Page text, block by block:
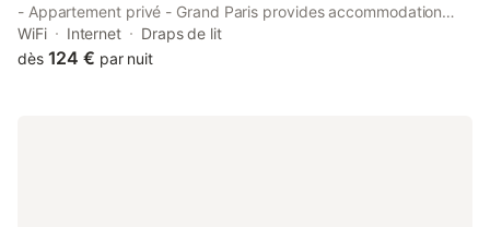
- Appartement privé - Grand Paris provides accommodation
with free WiFi and free private parking. The property is situated
8.
WiFi Internet
Draps de lit
dès 124 € par nuit